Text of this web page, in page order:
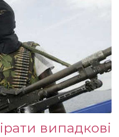
випадкові